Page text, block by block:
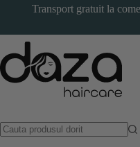
Transport gratuit la